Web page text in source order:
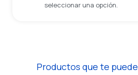
seleccionar una opción.
Productos que te